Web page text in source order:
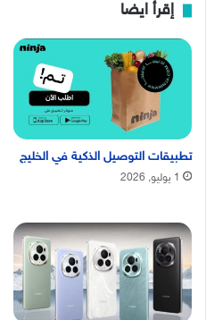
إقرأ ايضا
تطبيقات التوصيل الذكية في الخليج
1 يوليو, 2026